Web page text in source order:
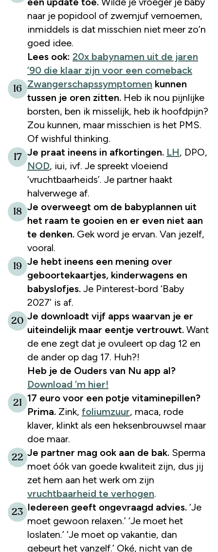
naar je popidool of zwemjuf vernoemen,
inmiddels is dat misschien niet meer zo’n
goed idee.
Lees ook: 20x babynamen uit de jaren
’90 die klaar zijn voor een comeback
16 Zwangerschapssymptomen kunnen
tussen je oren zitten. Heb ik nou pijnlijke
borsten, ben ik misselijk, heb ik hoofdpijn?
Zou kunnen, maar misschien is het PMS.
Of wishful thinking.
17 Je praat ineens in afkortingen. LH, DPO,
NOD, iui, ivf. Je spreekt vloeiend
‘vruchtbaarheids’. Je partner haakt
halverwege af.
18 Je overweegt om de babyplannen uit
het raam te gooien en er even niet aan
te denken. Gek word je ervan. Van jezelf,
vooral.
19 Je hebt ineens een mening over
geboortekaartjes, kinderwagens en
babyslofjes. Je Pinterest-bord ‘Baby
2027’ is af.
20 Je downloadt vijf apps waarvan je er
uiteindelijk maar eentje vertrouwt. Want
de ene zegt dat je ovuleert op dag 12 en
de ander op dag 17. Huh?!
Heb je de Ouders van Nu app al?
Download ’m hier!
21
17 euro voor een potje vitaminepillen?
Prima. Zink, foliumzuur, maca, rode
klaver, klinkt als een heksenbrouwsel maar
doe maar.
22 Je partner mag ook aan de bak. Sperma
moet óók van goede kwaliteit zijn, dus jij
zet hem aan het werk om zijn
vruchtbaarheid te verhogen.
23 Iedereen geeft ongevraagd advies. ‘Je
moet gewoon relaxen.’ ‘Je moet het
loslaten.’ ‘Je moet op vakantie, dan
gebeurt het vanzelf.’ Oké, nicht van de